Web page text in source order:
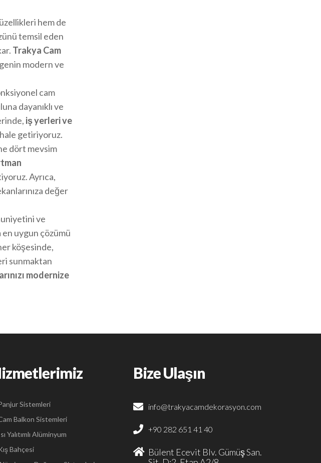
hem de
temsil eden
Trakya Cam
modern ve
cam
dayanıklı ve
iş yerleri ve
hale getiriyoruz.
dört mevsim
Ayrıca,
değer
ve
en uygun çözümü
köşesinde,
sunmaktan
modernize
Sistemleri
Balkon Sistemleri
Yalıtımlı Alüminyum
Bahçesi
Bize Ulaşın
info@trakyacamdekorasyon.com
+90 282 651 41 40
Bülent Ecevit Blv. Gümüş San.